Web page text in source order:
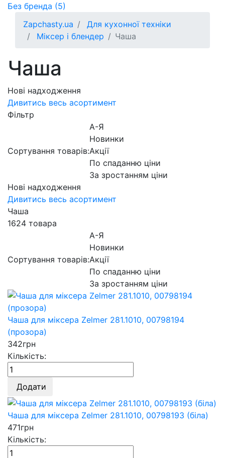
Без бренда (5)
Zapchasty.ua
Для кухонної техніки
Міксер і блендер
Чаша
Чаша
Нові надходження
Дивитись весь асортимент
Фільтр
Сортування товарів:
А-Я
Новинки
Акції
По спаданню ціни
За зростанням ціни
Нові надходження
Дивитись весь асортимент
Чаша
1624 товара
Сортування товарів:
А-Я
Новинки
Акції
По спаданню ціни
За зростанням ціни
Чаша для міксера Zelmer 281.1010, 00798194
(прозора)
342грн
Кількість:
Додати
Чаша для міксера Zelmer 281.1010, 00798193 (біла)
471грн
Кількість: